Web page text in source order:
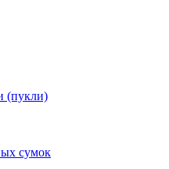
(пукли)
сумок